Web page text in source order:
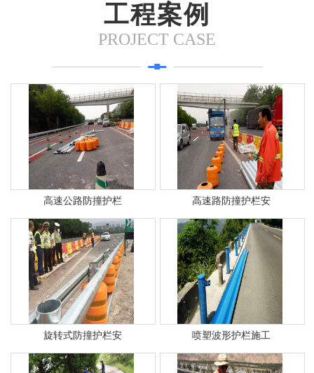
工程案例
PROJECT CASE
高速公路防撞护栏 高速路防撞护栏安
旋转式防撞护栏安 喷塑波形护栏施工